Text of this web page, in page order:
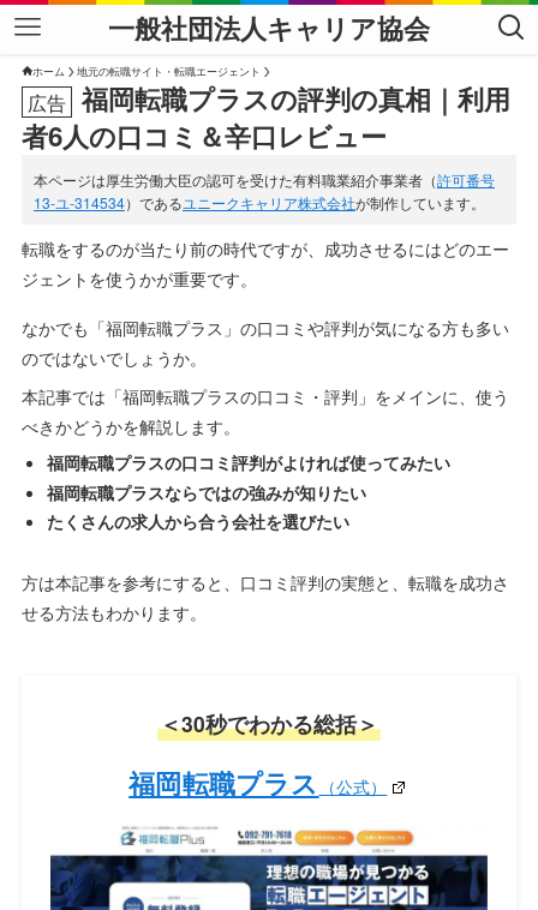
一般社団法人キャリア協会
ホーム 地元の転職サイト・転職エージェント
福岡転職プラスの評判の真相｜利用
者6人の口コミ＆辛口レビュー
本ページは厚生労働大臣の認可を受けた有料職業紹介事業者（許可番号
13-ユ-314534）であるユニークキャリア株式会社が制作しています。
転職をするのが当たり前の時代ですが、成功させるにはどのエー
ジェントを使うかが重要です。
なかでも「福岡転職プラス」の口コミや評判が気になる方も多い
のではないでしょうか。
本記事では「福岡転職プラスの口コミ・評判」をメインに、使う
べきかどうかを解説します。
福岡転職プラスの口コミ評判がよければ使ってみたい
福岡転職プラスならではの強みが知りたい
たくさんの求人から合う会社を選びたい
方は本記事を参考にすると、口コミ評判の実態と、転職を成功さ
せる方法もわかります。
＜30秒でわかる総括＞
福岡転職プラス （公式）